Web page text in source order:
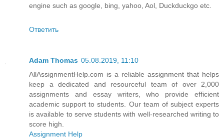
engine such as google, bing, yahoo, Aol, Duckduckgo etc.
Ответить
Adam Thomas 05.08.2019, 11:10
AllAssignmentHelp.com is a reliable assignment that helps
keep a dedicated and resourceful team of over 2,000
assignments and essay writers, who provide efficient
academic support to students. Our team of subject experts
is available to serve students with well-researched writing to
score high.
Assignment Help